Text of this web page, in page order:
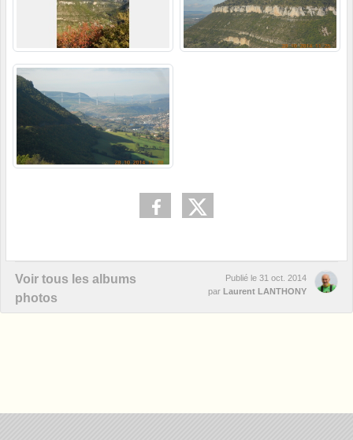
Voir tous les albums
photos
Publié le 31 oct. 2014
par
Laurent LANTHONY